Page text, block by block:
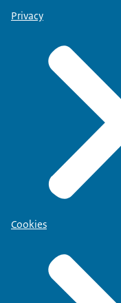
Privacy
Cookies